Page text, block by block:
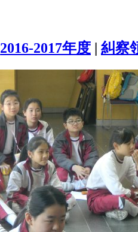
2016-2017年度 | 糾察